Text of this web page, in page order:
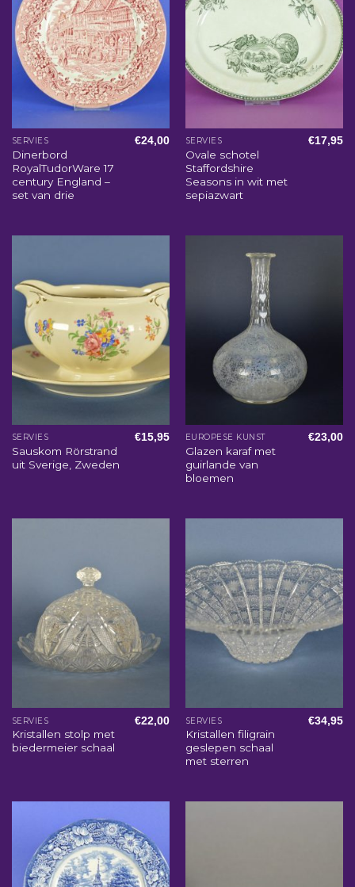
SERVIES
Dinerbord
RoyalTudorWare 17
century England –
set van drie
€24,00 SERVIES
Ovale schotel
Staffordshire
Seasons in wit met
sepiazwart
€17,95
SERVIES
Sauskom Rörstrand
uit Sverige, Zweden
€15,95 EUROPESE KUNST
Glazen karaf met
guirlande van
bloemen
€23,00
SERVIES
Kristallen stolp met
biedermeier schaal
€22,00 SERVIES
Kristallen filigrain
geslepen schaal
met sterren
€34,95